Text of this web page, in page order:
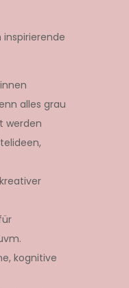
alles grau
werden
kognitive